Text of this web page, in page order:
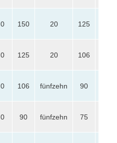
0 150 20 125
0 125 20 106
0 106 fünfzehn 90
0 90 fünfzehn 75